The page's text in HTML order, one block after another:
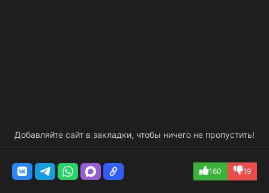
Добавляйте сайт в закладки, чтобы ничего не пропустить!
160 19